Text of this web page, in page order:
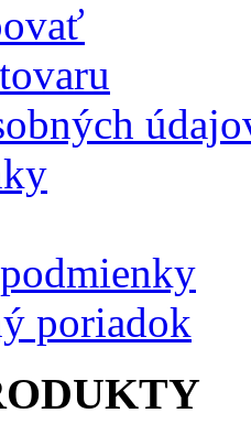
poriadok